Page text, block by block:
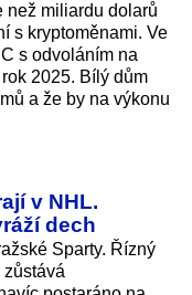
než miliardu dolarů
s kryptoměnami. Ve
s odvoláním na
2025. Bílý dům
a že by na výkonu
v NHL.
dech
Sparty. Řízný